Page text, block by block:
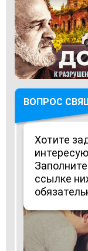
ВОПРОС
Хотите
ссылке